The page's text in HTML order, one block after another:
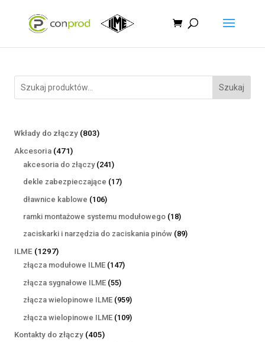
Szukaj
Wkłady do złączy 803803
Akcesoria 471471
produktów
akcesoria do złączy 241241
produktów
dekle zabezpieczające 1717
dławnice kablowe 106106
produktów
ramki montażowe systemu modułowego 1818
produktów
zaciskarki i narzędzia do zaciskania pinów 8989
ILME 12971297
produktów
złącza modułowe ILME 147147
złącza sygnałowe ILME 5555
produktów
złącza wielopinowe ILME 959959
produktów
złącza wielopinowe ILME 109109
Kontakty do złączy 405405